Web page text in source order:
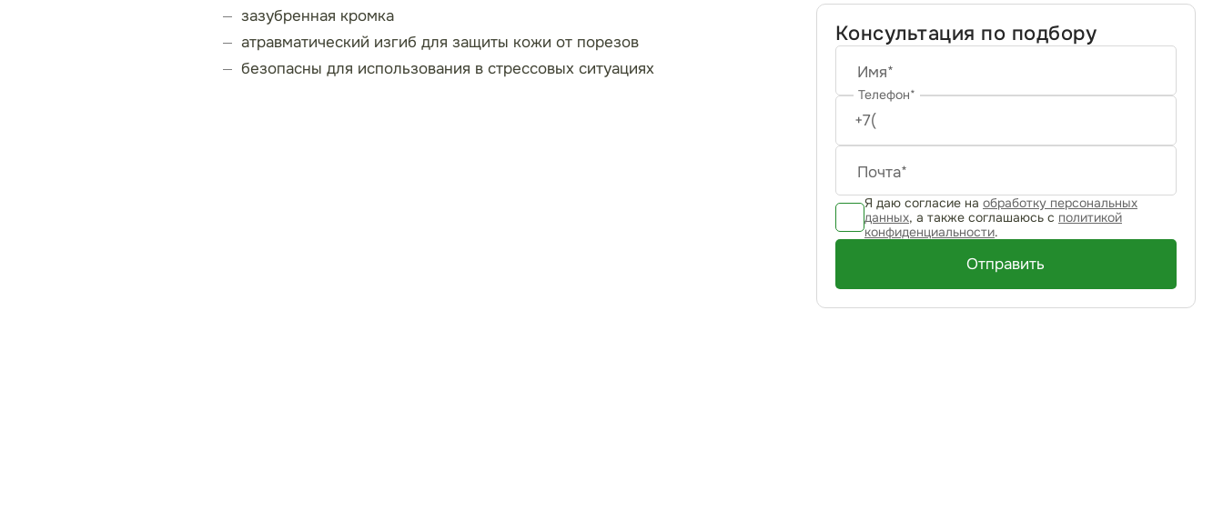
зазубренная кромка
атравматический изгиб для защиты кожи от порезов
безопасны для использования в стрессовых ситуациях
Консультация по подбору
Имя*
Телефон*
Почта*
Я даю согласие на обработку персональных
данных, а также соглашаюсь с политикой
конфиденциальности.
Отправить